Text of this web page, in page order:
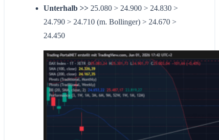
Unterhalb >> 25.080 > 24.900 > 24.830 >
24.790 > 24.710 (m. Bollinger) > 24.670 >
24.450